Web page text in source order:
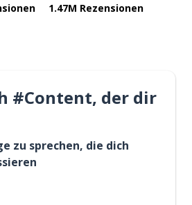
1.47M Rezensionen
#Content, der dir
zu sprechen, die dich